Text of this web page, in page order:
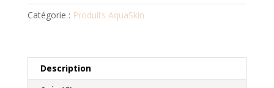
HYDRATANT
REMINÉRALISANT
Catégorie : Produits AquaSkin
Description